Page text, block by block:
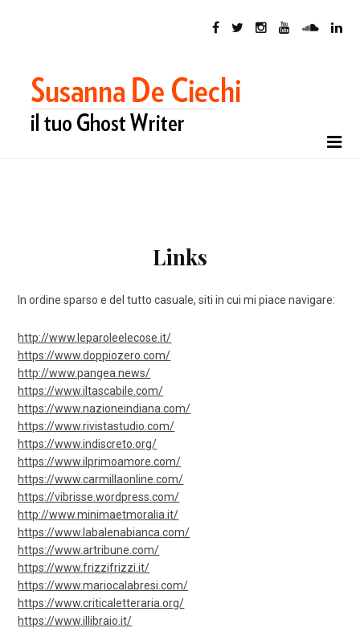
Links
In ordine sparso e del tutto casuale, siti in cui mi piace navigare:
http://www.leparoleelecose.it/
https://www.doppiozero.com/
http://www.pangea.news/
https://www.iltascabile.com/
https://www.nazioneindiana.com/
https://www.rivistastudio.com/
https://www.indiscreto.org/
https://www.ilprimoamore.com/
https://www.carmillaonline.com/
https://vibrisse.wordpress.com/
http://www.minimaetmoralia.it/
https://www.labalenabianca.com/
https://www.artribune.com/
https://www.frizzifrizzi.it/
https://www.mariocalabresi.com/
https://www.criticaletteraria.org/
https://www.illibraio.it/